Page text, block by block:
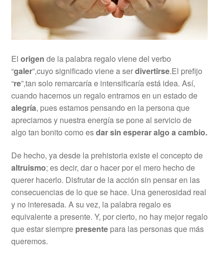
El origen de la palabra regalo viene del verbo
“galer”,cuyo significado viene a serdivertirse.El prefijo
“re”,tan solo remarcaría e intensificaría está idea. Así,
cuando hacemos un regalo entramos en un estado de
alegría, pues estamos pensando en la persona que
apreciamos y nuestra energía se pone al servicio de
algo tan bonito como esdar sin esperar algo a cambio.
De hecho, ya desde la prehistoria existe el concepto de
altruismo; es decir, dar o hacer por el mero hecho de
querer hacerlo. Disfrutar de la acción sin pensar en las
consecuencias de lo que se hace. Una generosidad real
y no interesada. A su vez, la palabra regalo es
equivalente a presente. Y, por cierto, no hay mejor regalo
que estar siempre presente para las personas que más
queremos.